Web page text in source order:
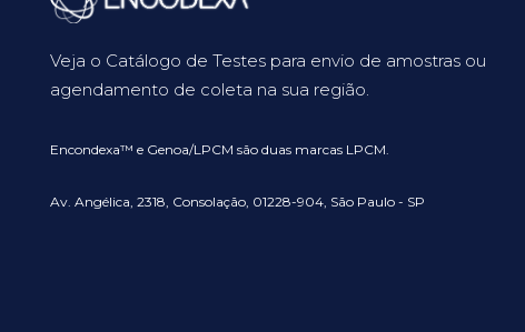
Veja o Catálogo de Testes para envio de amostras ou
agendamento de coleta na sua região.
Encondexa™ e Genoa/LPCM são duas marcas LPCM.
Av. Angélica, 2318, Consolação, 01228-904, São Paulo - SP